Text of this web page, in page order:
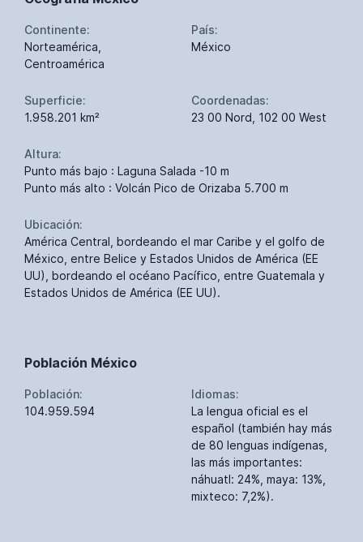
Continente:
Norteamérica,
Centroamérica
País:
México
Superficie:
1.958.201 km²
Coordenadas:
23 00 Nord, 102 00 West
Altura:
Punto más bajo : Laguna Salada -10 m
Punto más alto : Volcán Pico de Orizaba 5.700 m
Ubicación:
América Central, bordeando el mar Caribe y el golfo de
México, entre Belice y Estados Unidos de América (EE
UU), bordeando el océano Pacífico, entre Guatemala y
Estados Unidos de América (EE UU).
Población México
Población:
104.959.594
Idiomas:
La lengua oficial es el
español (también hay más
de 80 lenguas indígenas,
las más importantes:
náhuatl: 24%, maya: 13%,
mixteco: 7,2%).